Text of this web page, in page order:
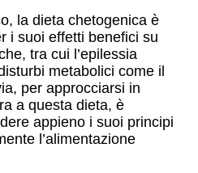
la dieta chetogenica è
i suoi effetti benefici su
tra cui l’epilessia
metabolici come il
per approcciarsi in
a questa dieta, è
appieno i suoi principi
l’alimentazione